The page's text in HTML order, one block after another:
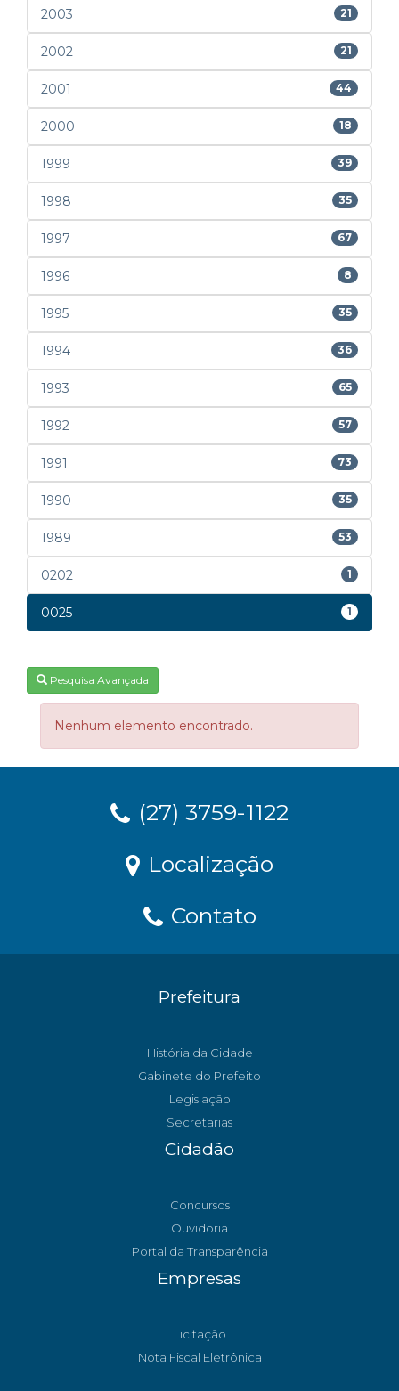
2003 21
2002 21
2001 44
2000 18
1999 39
1998 35
1997 67
1996 8
1995 35
1994 36
1993 65
1992 57
1991 73
1990 35
1989 53
0202 1
0025 1
Pesquisa Avançada
Nenhum elemento encontrado.
(27) 3759-1122
Localização
Contato
Prefeitura
História da Cidade
Gabinete do Prefeito
Legislação
Secretarias
Cidadão
Concursos
Ouvidoria
Portal da Transparência
Empresas
Licitação
Nota Fiscal Eletrônica